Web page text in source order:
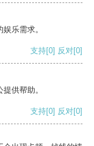
乐需求。
支持[0] 反对[0]
供帮助。
支持[0] 反对[0]